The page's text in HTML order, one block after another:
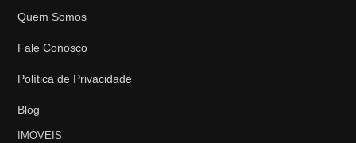
Quem Somos
Fale Conosco
Política de Privacidade
Blog
IMÓVEIS